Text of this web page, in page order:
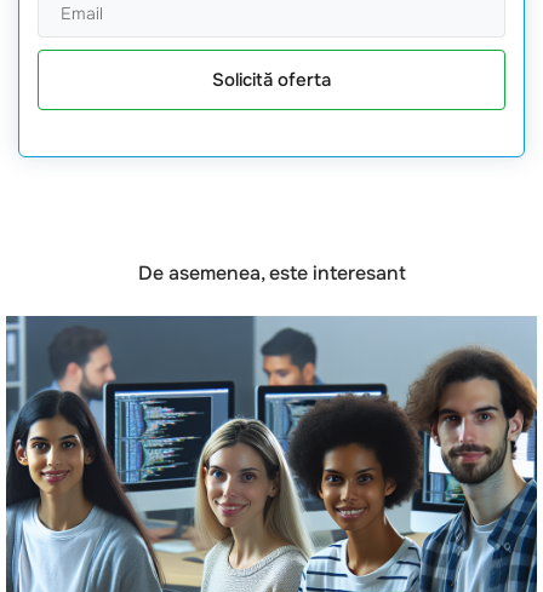
Solicită oferta
De asemenea, este interesant